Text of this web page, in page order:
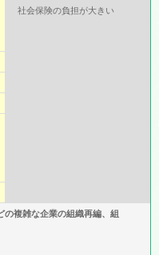
社会保険の負担が大きい
の複雑な企業の組織再編、組